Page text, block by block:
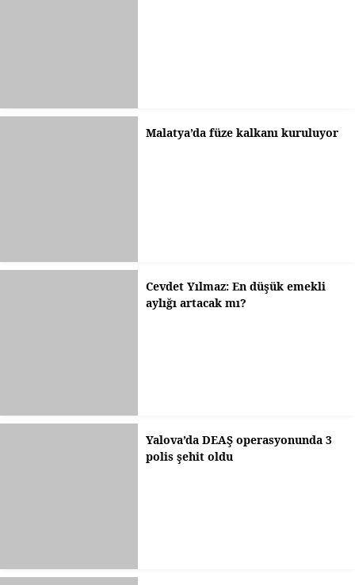
Malatya’da füze kalkanı kuruluyor
Cevdet Yılmaz: En düşük emekli
aylığı artacak mı?
Yalova’da DEAŞ operasyonunda 3
polis şehit oldu